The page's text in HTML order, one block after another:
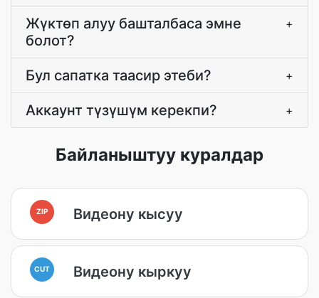
Жүктөп алуу башталбаса эмне
болот?
+
Бул сапатка таасир этеби? +
Аккаунт түзүшүм керекпи? +
Байланыштуу куралдар
ZIP Видеону кысуу
CUT Видеону кыркуу